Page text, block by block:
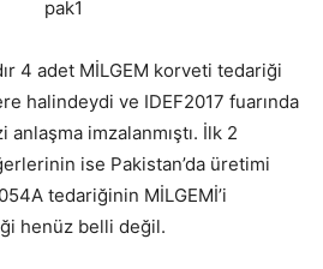
4 adet MİLGEM korveti tedariği
halindeydi ve IDEF2017 fuarında
anlaşma imzalanmıştı. İlk 2
ise Pakistan’da üretimi
tedariğinin MİLGEMİ’i
henüz belli değil.